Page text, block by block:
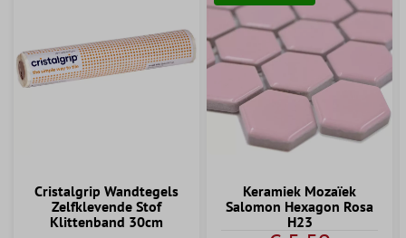
Cristalgrip Wandtegels
Zelfklevende Stof
Klittenband 30cm
Keramiek Mozaïek
Salomon Hexagon Rosa
H23